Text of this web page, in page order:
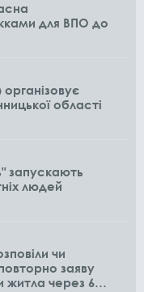
для ВПО до
області
запускають
людей
чи
заяву
житла через 6